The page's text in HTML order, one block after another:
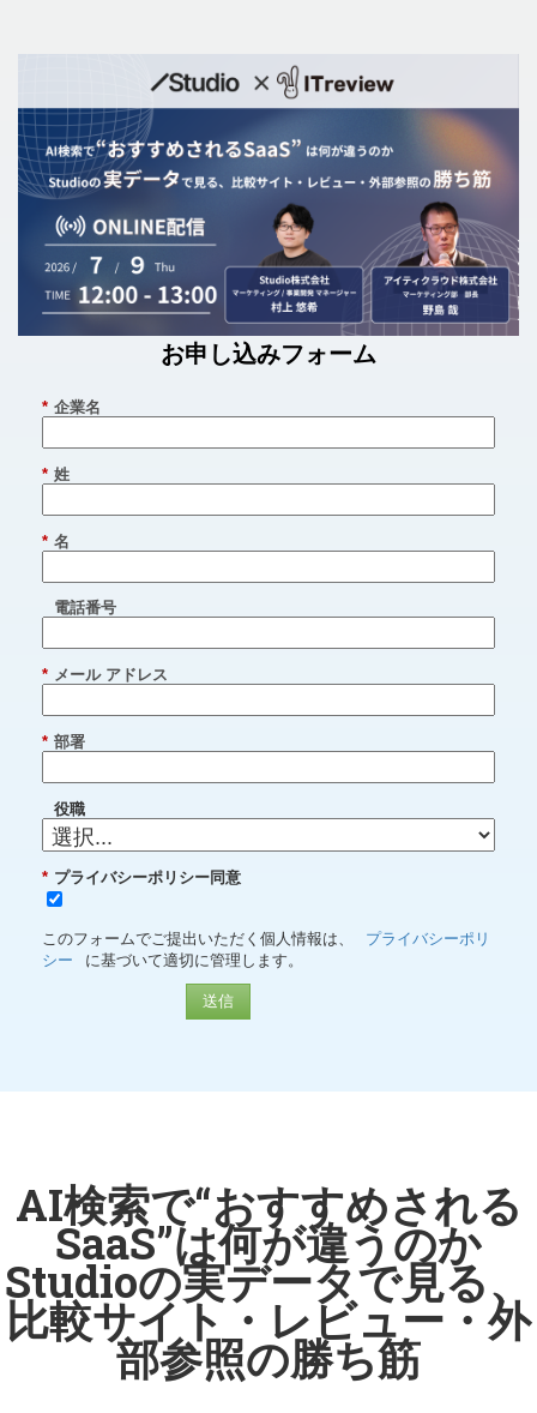
お申し込みフォーム
* 企業名
* 姓
* 名
電話番号
* メール アドレス
* 部署
役職
* プライバシーポリシー同意
このフォームでご提出いただく個人情報は、
プライバシーポリ
シー
に基づいて適切に管理します。
送信
AI検索で“おすすめされる
SaaS”は何が違うのか
Studioの実データで見る、
比較サイト・レビュー・外
部参照の勝ち筋